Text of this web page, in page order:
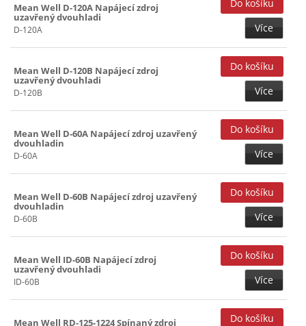
Mean Well D-120A Napájecí zdroj
uzavřený dvouhladi
D-120A Více
Mean Well D-120B Napájecí zdroj
uzavřený dvouhladi
D-120B Více
Mean Well D-60A Napájecí zdroj uzavřený
dvouhladin
D-60A Více
Mean Well D-60B Napájecí zdroj uzavřený
dvouhladin
D-60B Více
Mean Well ID-60B Napájecí zdroj
uzavřený dvouhladi
ID-60B Více
Mean Well RD-125-1224 Spínaný zdroj